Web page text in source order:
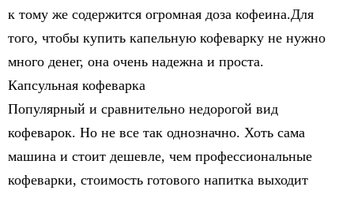
к тому же содержится огромная доза кофеина.Для
того, чтобы купить капельную кофеварку не нужно
много денег, она очень надежна и проста.
Капсульная кофеварка
Популярный и сравнительно недорогой вид
кофеварок. Но не все так однозначно. Хоть сама
машина и стоит дешевле, чем профессиональные
кофеварки, стоимость готового напитка выходит